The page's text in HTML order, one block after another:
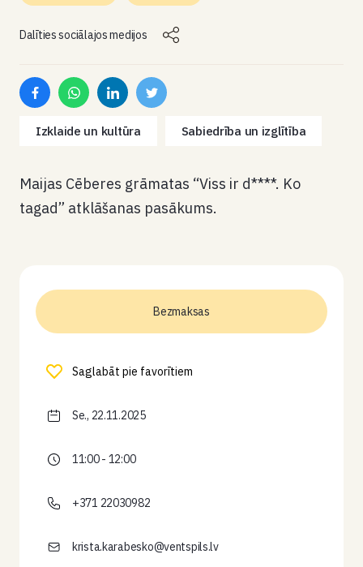
Dalīties sociālajos medijos
Izklaide un kultūra Sabiedrība un izglītība
Maijas Cēberes grāmatas “Viss ir d****. Ko
tagad” atklāšanas pasākums.
Bezmaksas
Saglabāt pie favorītiem
Se., 22.11.2025
11:00 - 12:00
+371 22030982
krista.karabesko@ventspils.lv